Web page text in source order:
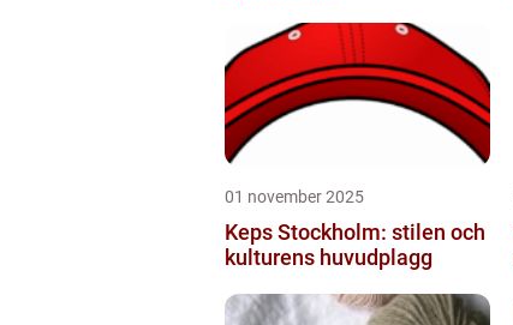
01 november 2025
Keps Stockholm: stilen och
kulturens huvudplagg